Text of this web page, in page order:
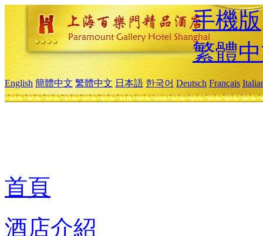
手機版
繁體
English 簡體中文 繁體中文 日本語 한국어 Deutsch Français
首頁
酒店介紹